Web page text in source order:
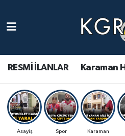
RESMİ İLANLAR Karaman
Asayiş Spor Karaman
Gündem Haberleri
Güncel Haberler
Spor Haberleri